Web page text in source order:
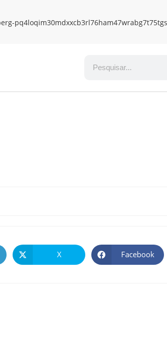
X Facebook